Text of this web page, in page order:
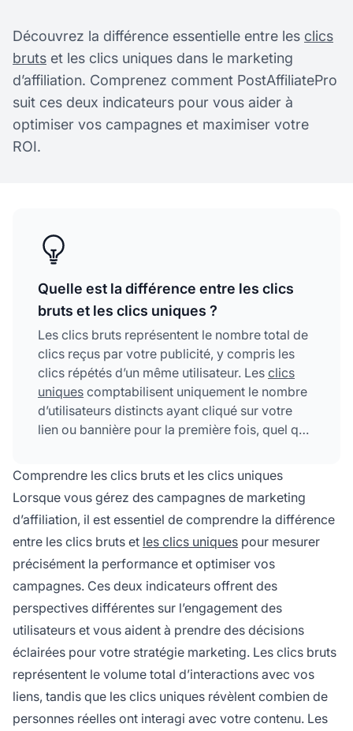
Découvrez la différence essentielle entre les clics
bruts et les clics uniques dans le marketing
d’affiliation. Comprenez comment PostAffiliatePro
suit ces deux indicateurs pour vous aider à
optimiser vos campagnes et maximiser votre
ROI.
Quelle est la différence entre les clics
bruts et les clics uniques ?
Les clics bruts représentent le nombre total de
clics reçus par votre publicité, y compris les
clics répétés d’un même utilisateur. Les clics
uniques comptabilisent uniquement le nombre
d’utilisateurs distincts ayant cliqué sur votre
lien ou bannière pour la première fois, quel que
Comprendre les clics bruts et les clics uniques
Lorsque vous gérez des campagnes de marketing
d’affiliation, il est essentiel de comprendre la différence
entre les clics bruts et les clics uniques pour mesurer
précisément la performance et optimiser vos
campagnes. Ces deux indicateurs offrent des
perspectives différentes sur l’engagement des
utilisateurs et vous aident à prendre des décisions
éclairées pour votre stratégie marketing. Les clics bruts
représentent le volume total d’interactions avec vos
liens, tandis que les clics uniques révèlent combien de
personnes réelles ont interagi avec votre contenu. Les